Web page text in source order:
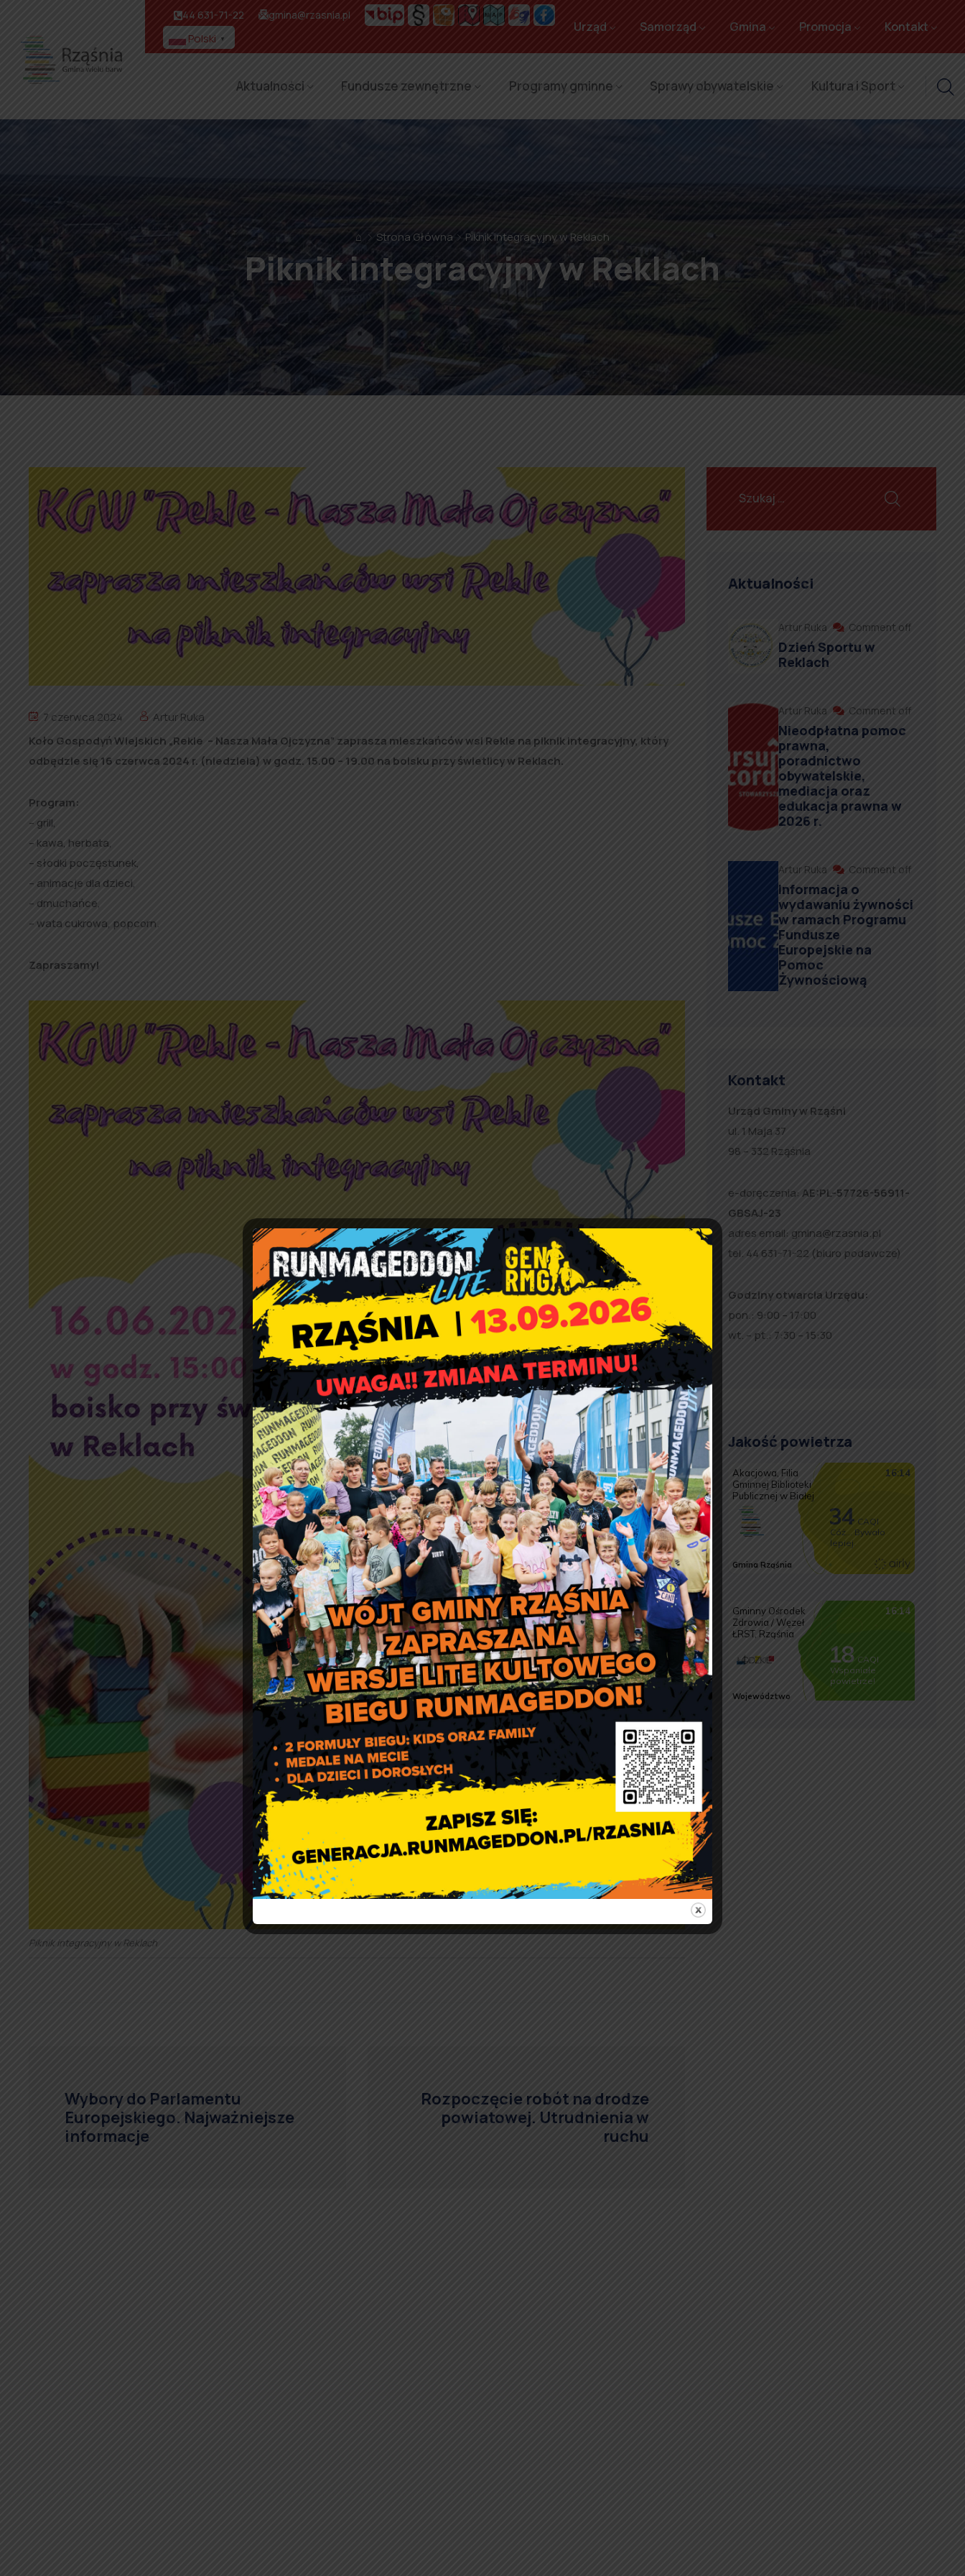
44 631-71-22 gmina@rzasnia.pl
Polski ▼
Urząd Samorząd Gmina Promocja Kontakt
Aktualności Fundusze zewnętrzne Programy gminne Sprawy obywatelskie Kultura i Sport
⌂ Strona Główna Piknik integracyjny w Reklach
Piknik integracyjny w Reklach
7 czerwca 2024
Artur Ruka
Koło Gospodyń Wiejskich „Rekle – Nasza Mała Ojczyzna” zaprasza mieszkańców wsi Rekle na piknik integracyjny, który
odbędzie się 16 czerwca 2024 r. (niedziela) w godz. 15.00 – 19.00 na boisku przy świetlicy w Reklach.
Program:
– grill,
– kawa, herbata,
– słodki poczęstunek,
– animacje dla dzieci,
– dmuchańce,
– wata cukrowa, popcorn.
Zapraszamy!
Piknik integracyjny w Reklach
Wybory do Parlamentu
Europejskiego. Najważniejsze
informacje
Rozpoczęcie robót na drodze
powiatowej. Utrudnienia w
ruchu
Aktualności
Artur Ruka Comment off
Dzień Sportu w
Reklach
Artur Ruka Comment off
Nieodpłatna pomoc
prawna,
poradnictwo
obywatelskie,
mediacja oraz
edukacja prawna w
2026 r.
Artur Ruka Comment off
Informacja o
wydawaniu żywności
w ramach Programu
Fundusze
Europejskie na
Pomoc
Żywnościową
Kontakt
Urząd Gminy w Rząśni
ul. 1 Maja 37
98 – 332 Rząśnia
e-doręczenia: AE:PL-57726-56911-
GBSAJ-23
adres email: gmina@rzasnia.pl
tel. 44 631-71-22 (biuro podawcze)
Godziny otwarcia Urzędu:
pon.: 9:00 – 17:00
wt. – pt.: 7:30 – 15:30
Jakość powietrza